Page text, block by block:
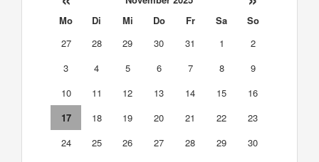
Mo Di Mi Do Fr Sa
So
27
28 29 30 31 1
2
3
4 5 6 7 8
9
10
11 12 13 14 15
16
17
18 19 20 21 22
23
24
25 26 27 28 29
30